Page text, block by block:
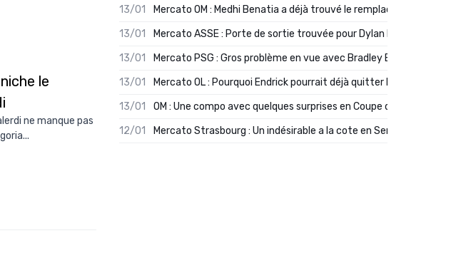
le
ne manque pas
13/01
Mercato OM : Medhi Benatia a déjà trouvé le remplaçant de Robinio
13/01
Mercato ASSE : Porte de sortie trouvée pour Dylan Batubinsika
13/01
Mercato PSG : Gros problème en vue avec Bradley Barcola ?
13/01
Mercato OL : Pourquoi Endrick pourrait déjà quitter Lyon en janvier
13/01
OM : Une compo avec quelques surprises en Coupe de France
12/01
Mercato Strasbourg : Un indésirable a la cote en Serie A